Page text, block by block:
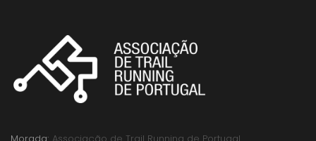
Morada: Associação de Trail Running de Portugal